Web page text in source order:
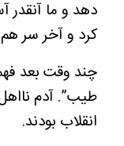
دهد و ما آنقدر
کرد و آخر سر
چند وقت بعد
طیب”. آدم
انقلاب بودند.